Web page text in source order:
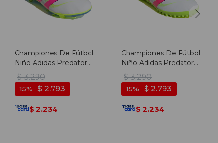
Championes De Fútbol
Niño Adidas Predator
Club Fg/mg - Blanco-
rosado
$ 3.290
$ 2.793
15
$ 2.234
Championes De Fútbol
Niño Adidas Predator
Club Tf - Blanco-rosado
$ 3.290
$ 2.793
15
$ 2.234